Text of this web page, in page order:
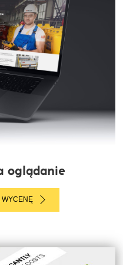
oglądanie
WYCENĘ